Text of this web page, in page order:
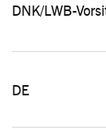
DNK/LWB-
DE